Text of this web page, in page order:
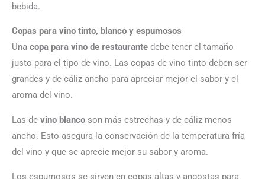
bebida.
Copas para vino tinto, blanco y espumosos
Una copa para vino de restaurante debe tener el tamaño
justo para el tipo de vino. Las copas de vino tinto deben ser
grandes y de cáliz ancho para apreciar mejor el sabor y el
aroma del vino.
Las de vino blanco son más estrechas y de cáliz menos
ancho. Esto asegura la conservación de la temperatura fría
del vino y que se aprecie mejor su sabor y aroma.
Los espumosos se sirven en copas altas y angostas para